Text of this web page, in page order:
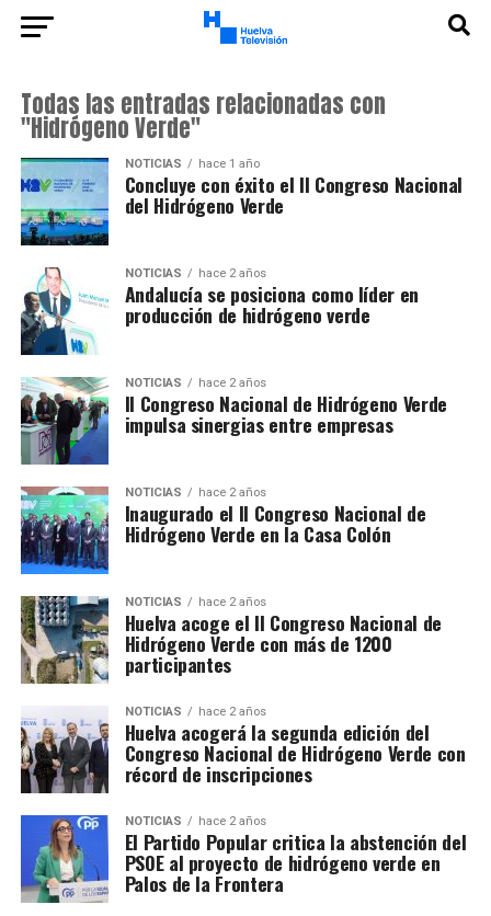
Todas las entradas relacionadas con
"Hidrógeno Verde"
NOTICIAS hace 1 año
Concluye con éxito el II Congreso Nacional
del Hidrógeno Verde
NOTICIAS hace 2 años
Andalucía se posiciona como líder en
producción de hidrógeno verde
NOTICIAS hace 2 años
II Congreso Nacional de Hidrógeno Verde
impulsa sinergias entre empresas
NOTICIAS hace 2 años
Inaugurado el II Congreso Nacional de
Hidrógeno Verde en la Casa Colón
NOTICIAS hace 2 años
Huelva acoge el II Congreso Nacional de
Hidrógeno Verde con más de 1200
participantes
NOTICIAS hace 2 años
Huelva acogerá la segunda edición del
Congreso Nacional de Hidrógeno Verde con
récord de inscripciones
NOTICIAS hace 2 años
El Partido Popular critica la abstención del
PSOE al proyecto de hidrógeno verde en
Palos de la Frontera